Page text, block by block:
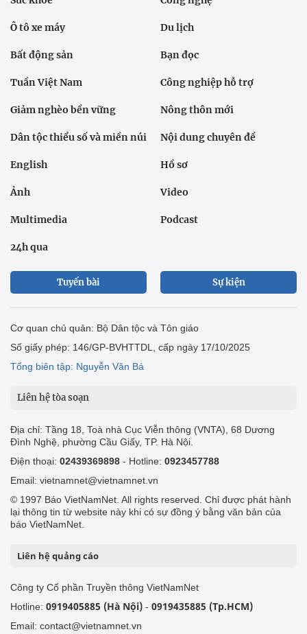
Ô tô xe máy Du lịch
Bất động sản Bạn đọc
Tuần Việt Nam Công nghiệp hỗ trợ
Giảm nghèo bền vững Nông thôn mới
Dân tộc thiểu số và miền núi Nội dung chuyên đề
English Hồ sơ
Ảnh Video
Multimedia Podcast
24h qua
Tuyến bài Sự kiện
Cơ quan chủ quản: Bộ Dân tộc và Tôn giáo
Số giấy phép: 146/GP-BVHTTDL, cấp ngày 17/10/2025
Tổng biên tập: Nguyễn Văn Bá
Liên hệ tòa soạn
Địa chỉ: Tầng 18, Toà nhà Cục Viễn thông (VNTA), 68 Dương
Đình Nghệ, phường Cầu Giấy, TP. Hà Nội.
Điện thoại: 02439369898 - Hotline: 0923457788
Email: vietnamnet@vietnamnet.vn
© 1997 Báo VietNamNet. All rights reserved. Chỉ được phát hành
lại thông tin từ website này khi có sự đồng ý bằng văn bản của
báo VietNamNet.
Liên hệ quảng cáo
Công ty Cổ phần Truyền thông VietNamNet
Hotline: 0919405885 (Hà Nội) - 0919435885 (Tp.HCM)
Email: contact@vietnamnet.vn